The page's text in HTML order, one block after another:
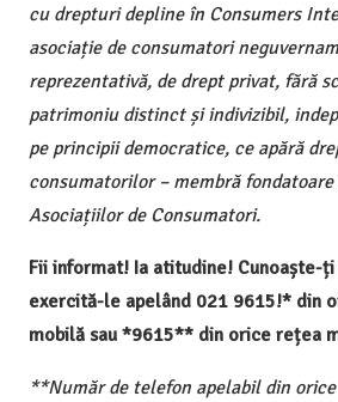
cu drepturi depline în Consumers
asociație de consumatori
reprezentativă, de drept privat, fără
patrimoniu distinct și indivizibil,
pe principii democratice, ce apără
consumatorilor – membră fondatoare
Asociațiilor de Consumatori.
Fii informat! Ia atitudine! Cunoaște-
exercită-le apelând 021 9615!* din
mobilă sau *9615** din orice rețea
**Număr de telefon apelabil din